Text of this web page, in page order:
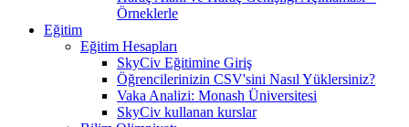
Örneklerle
Eğitim
Eğitim Hesapları
SkyCiv Eğitimine Giriş
Öğrencilerinizin CSV'sini Nasıl Yüklersiniz?
Vaka Analizi: Monash Üniversitesi
SkyCiv kullanan kurslar